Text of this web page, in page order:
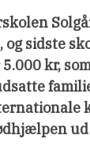
sidste
kr,
ud